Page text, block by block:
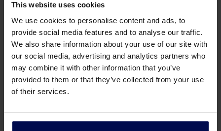
This website uses cookies
We use cookies to personalise content and ads, to
provide social media features and to analyse our traffic.
We also share information about your use of our site with
our social media, advertising and analytics partners who
may combine it with other information that you’ve
provided to them or that they’ve collected from your use
of their services.
Alle Maschinen werden bei Ihnen vor Ort von
erfahrenen Ingenieuren installiert, getestet und in
Betrieb genommen. Je nach Komplexität kann die
Installation zwischen einigen Tagen und mehreren
Wochen dauern.
Vor der Installation werden alle Maschinen in der
Regel komplett montiert und umfassend in
die Aktivitäten in Ihrem Unternehmen nicht